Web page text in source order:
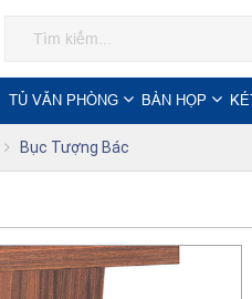
TỦ VĂN PHÒNG BÀN HỌP
Bục Tượng Bác